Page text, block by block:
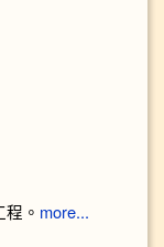
。 more...